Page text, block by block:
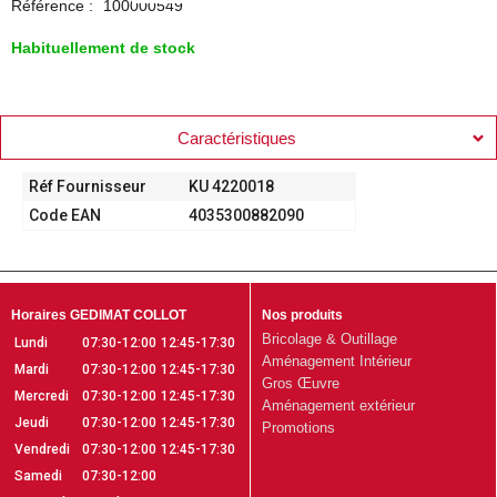
Référence : 100000549
Habituellement de stock
Caractéristiques
Réf Fournisseur
KU 4220018
Code EAN
4035300882090
Horaires GEDIMAT COLLOT
Lundi
07:30-12:00 12:45-17:30
Mardi
07:30-12:00 12:45-17:30
Mercredi
07:30-12:00 12:45-17:30
Jeudi
07:30-12:00 12:45-17:30
Vendredi
07:30-12:00 12:45-17:30
Samedi
07:30-12:00
Nos produits
Bricolage & Outillage
Aménagement Intérieur
Gros Œuvre
Aménagement extérieur
Promotions